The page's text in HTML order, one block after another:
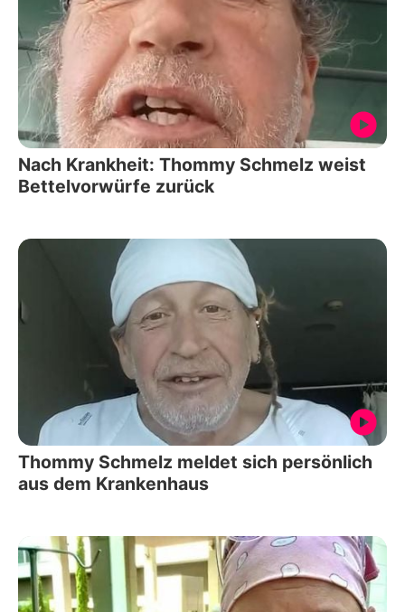
Nach Krankheit: Thommy Schmelz weist
Bettelvorwürfe zurück
Thommy Schmelz meldet sich persönlich
aus dem Krankenhaus